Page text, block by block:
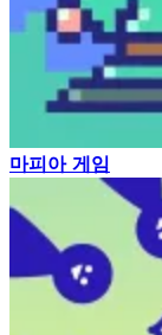
마피아 게임